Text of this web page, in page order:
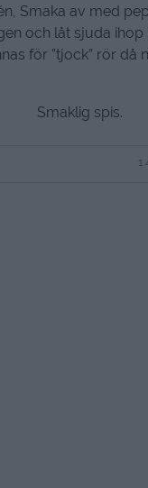
Smaka av med
och låt sjuda ihop
för ”tjock” rör då
Smaklig spis.